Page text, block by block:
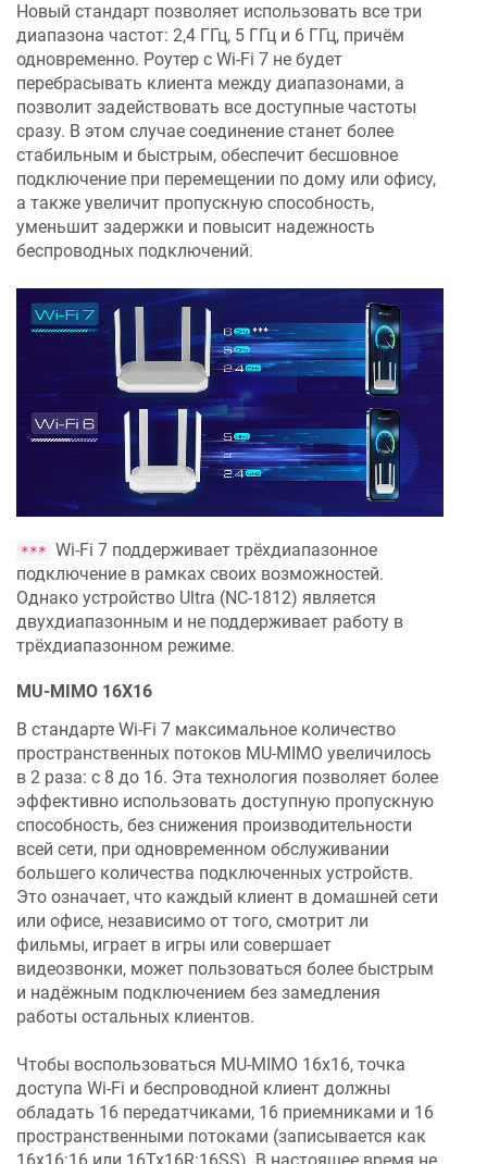
Новый стандарт позволяет использовать все три
диапазона частот: 2,4 ГГц, 5 ГГц и 6 ГГц, причём
одновременно. Роутер с Wi-Fi 7 не будет
перебрасывать клиента между диапазонами, а
позволит задействовать все доступные частоты
сразу. В этом случае соединение станет более
стабильным и быстрым, обеспечит бесшовное
подключение при перемещении по дому или офису,
а также увеличит пропускную способность,
уменьшит задержки и повысит надежность
беспроводных подключений.
*** Wi-Fi 7 поддерживает трёхдиапазонное
подключение в рамках своих возможностей.
Однако устройство Ultra (NC-1812) является
двухдиапазонным и не поддерживает работу в
трёхдиапазонном режиме.
MU-MIMO 16X16
В стандарте Wi-Fi 7 максимальное количество
пространственных потоков MU-MIMO увеличилось
в 2 раза: с 8 до 16. Эта технология позволяет более
эффективно использовать доступную пропускную
способность, без снижения производительности
всей сети, при одновременном обслуживании
большего количества подключенных устройств.
Это означает, что каждый клиент в домашней сети
или офисе, независимо от того, смотрит ли
фильмы, играет в игры или совершает
видеозвонки, может пользоваться более быстрым
и надёжным подключением без замедления
работы остальных клиентов.
Чтобы воспользоваться MU-MIMO 16x16, точка
доступа Wi-Fi и беспроводной клиент должны
обладать 16 передатчиками, 16 приемниками и 16
пространственными потоками (записывается как